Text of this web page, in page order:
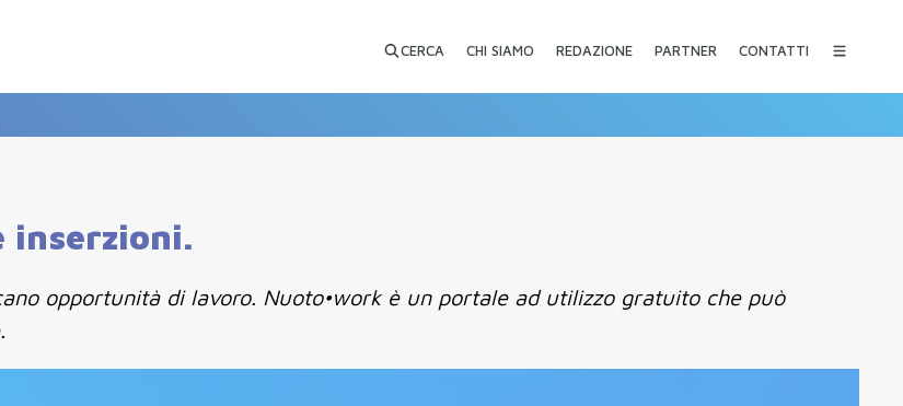
CERCA CHI SIAMO REDAZIONE PARTNER CONTATTI
inserzioni.
opportunità di lavoro. Nuoto•work è un portale ad utilizzo gratuito che può